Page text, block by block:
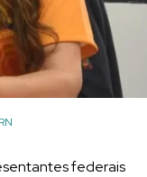
federais